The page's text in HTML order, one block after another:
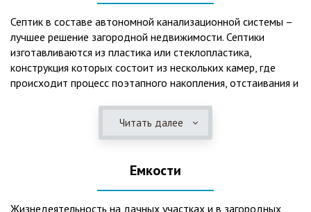
Септик в составе автономной канализационной системы –
лучшее решение загородной недвижимости. Септики
изготавливаются из пластика или стеклопластика,
конструкция которых состоит из нескольких камер, где
происходит процесс поэтапного накопления, отстаивания и
длительный срок службы, так как не подвержены коррозии.
2. Обладают высокой прочностью – способны
состоянии. 3. Могут эксплуатироваться в любом регионе
России при любых низких температурах. 4. Полностью
герметичны, что дает гарантию по полной безопасности
Читать далее
Емкости
Жизнедеятельность на дачных участках и в загородных